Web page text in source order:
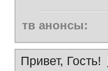
тв анонсы:
Привет, Гость!